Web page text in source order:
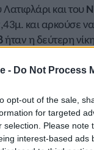
- Do Not Process
opt-out of the sale,
for targeted
selection. Please
interest-based ads
Λατιφλάρι και του
και αρκούσε
ήταν η δεύτερη
2016. Ο
με 18,95μ.
Κένταυρος)
(ΑΣ Κένταυρος)
Οικονόμου (ΑΕ
Σουγλάκος